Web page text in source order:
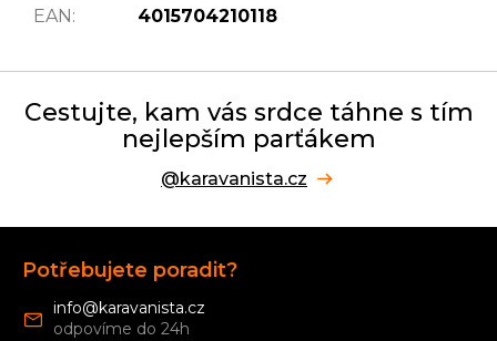
EAN: 4015704210118
Cestujte, kam vás srdce táhne s tím
nejlepším parťákem
@karavanista.cz
Potřebujete poradit?
info@karavanista.cz